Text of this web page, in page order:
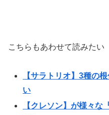
こちらもあわせて読みたい
【サラトリオ】3種の
い
【クレソン】が様々な